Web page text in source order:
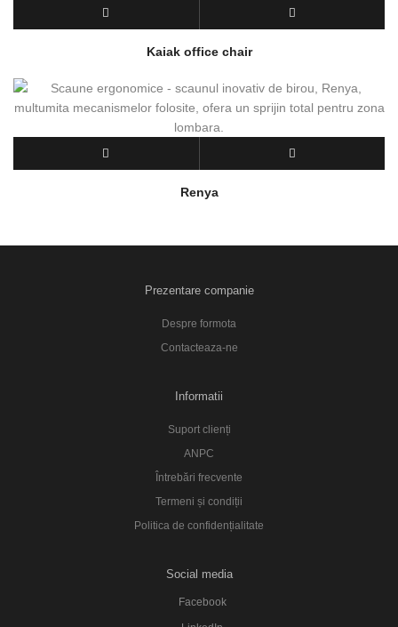
Kaiak office chair
Renya
Prezentare companie
Despre formota
Contacteaza-ne
Informatii
Suport clienți
ANPC
Întrebări frecvente
Termeni și condiții
Politica de confidențialitate
Social media
Facebook